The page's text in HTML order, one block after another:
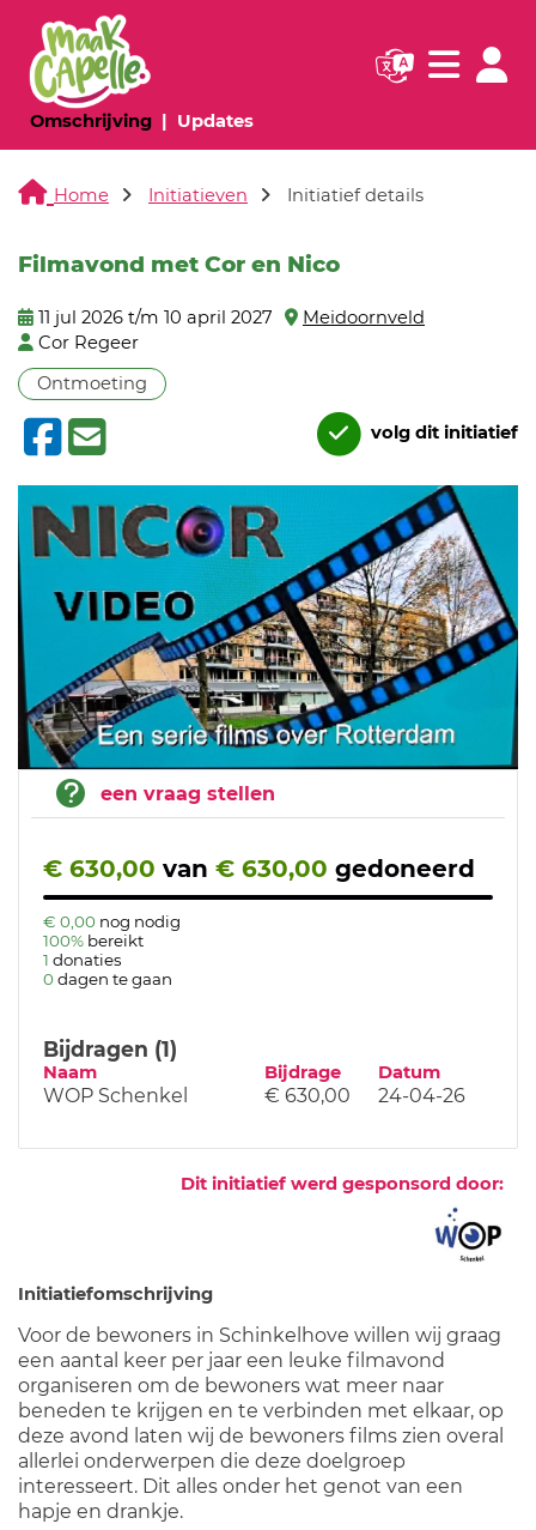
Omschrijving(huidige pagina)
Updates(huidige pagina)
Navigatie
Home Initiatieven Initiatief details
Filmavond met Cor en Nico
11 jul 2026 t/m 10 april 2027
Meidoornveld
Cor Regeer
Ontmoeting
volg dit initiatief
een vraag stellen
€ 630,00 van € 630,00 gedoneerd
€ 0,00 nog nodig
100% bereikt
1 donaties
0 dagen te gaan
Bijdragen (1)
Naam Bijdrage Datum
WOP Schenkel € 630,00 24-04-26
Dit initiatief werd gesponsord door:
Initiatiefomschrijving
Voor de bewoners in Schinkelhove willen wij graag
een aantal keer per jaar een leuke filmavond
organiseren om de bewoners wat meer naar
beneden te krijgen en te verbinden met elkaar, op
deze avond laten wij de bewoners films zien overal
allerlei onderwerpen die deze doelgroep
interesseert. Dit alles onder het genot van een
hapje en drankje.